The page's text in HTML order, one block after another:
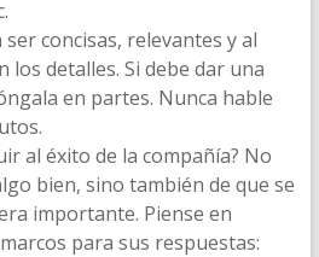
concisas, relevantes y al
los detalles. Si debe dar una
en partes. Nunca hable
al éxito de la compañía? No
bien, sino también de que se
importante. Piense en
para sus respuestas: